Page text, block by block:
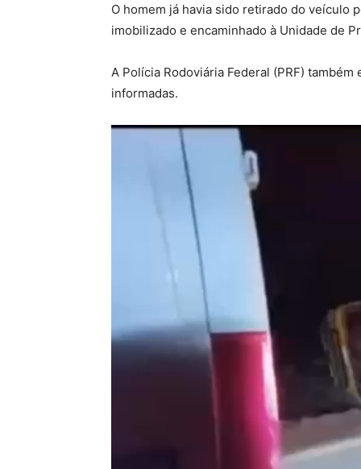
O homem já havia sido retirado do veículo
imobilizado e encaminhado à Unidade de
A Polícia Rodoviária Federal (PRF)
informadas.